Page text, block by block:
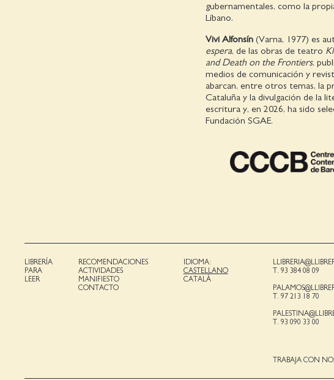
gubernamentales, como la
Líbano.
Vivi Alfonsín(Varna, 1977) es
espera, de las obras de teatro
and Death on the Frontiers,
medios de comunicación y
abarcan, entre otros temas, la
Cataluña y la divulgación de la
escritura y, en 2026, ha sido
Fundación SGAE.
LIBRERÍA
PARA
LEER
RECOMENDACIONES
ACTIVIDADES
MANIFIESTO
CONTACTO
IDIOMA:
CASTELLANO
CATALÀ
T. 93 384 08 09
T. 97 213 18 70
T. 93 090 33 00
TRABAJA CON